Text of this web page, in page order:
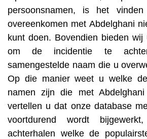
persoonsnamen, is het
overeenkomen met Abdelghani
kunt doen. Bovendien bieden wij
om de incidentie te
samengestelde naam die u
Op die manier weet u welke
namen zijn die met
vertellen u dat onze database
voortdurend wordt
achterhalen welke de